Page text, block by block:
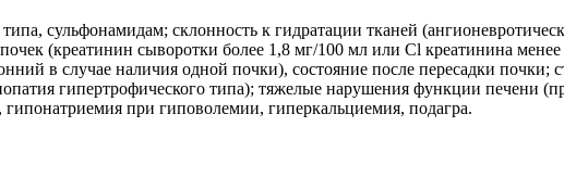
сульфонамидам; склонность к гидратации тканей
(креатинин сыворотки более 1,8 мг/100 мл или Cl креатинина
в случае наличия одной почки), состояние после пересадки почки;
гипертрофического типа); тяжелые нарушения функции печени
при гиповолемии, гиперкальциемия, подагра.